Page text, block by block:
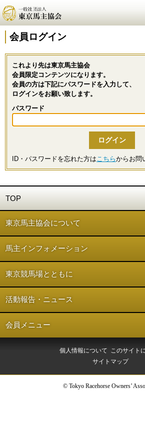
会員ログイン
これより先は東京馬主協会
会員限定コンテンツになります。
会員の方は下記にパスワードを入力して、
ログインをお願い致します。
パスワード
ID・パスワードを忘れた方はこちらからお問
TOP
東京馬主協会について
馬主インフォメーション
東京競馬場とともに
活動報告・ニュース
会員メニュー
個人情報について このサイト
サイトマップ
© Tokyo Racehorse Owners’